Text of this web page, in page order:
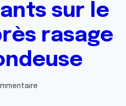
sur le
rasage